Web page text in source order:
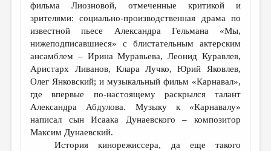
фильма Лиозновой, отмеченные критикой и
зрителями: социально-производственная драма по
известной пьесе Александра Гельмана «Мы,
нижеподписавшиеся» с блистательным актерским
ансамблем– Ирина Муравьева, Леонид Куравлев,
Аристарх Ливанов, Клара Лучко, Юрий Яковлев,
Олег Янковский; и музыкальный фильм «Карнавал»,
где впервые по-настоящему раскрылся талант
Александра Абдулова. Музыку к «Карнавалу»
написал сын Исаака Дунаевского – композитор
Максим Дунаевский.
История кинорежиссера, да еще такого